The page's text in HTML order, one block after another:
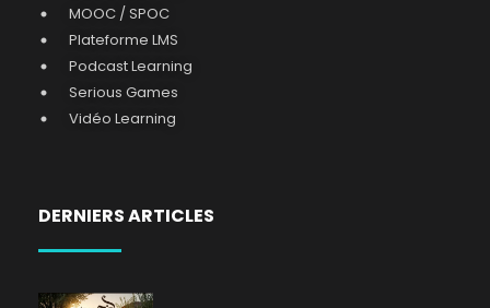
MOOC / SPOC
Plateforme LMS
Podcast Learning
Serious Games
Vidéo Learning
DERNIERS ARTICLES